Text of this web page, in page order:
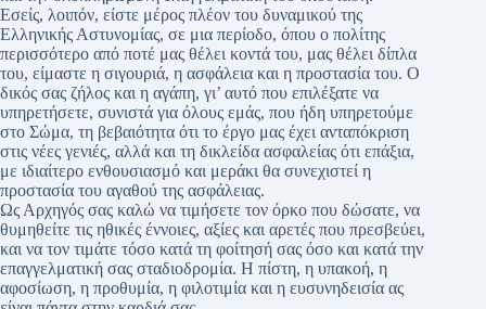
Εσείς, λοιπόν, είστε μέρος πλέον του δυναμικού της
Ελληνικής Αστυνομίας, σε μια περίοδο, όπου ο πολίτης
περισσότερο από ποτέ μας θέλει κοντά του, μας θέλει δίπλα
του, είμαστε η σιγουριά, η ασφάλεια και η προστασία του. Ο
δικός σας ζήλος και η αγάπη, γι’ αυτό που επιλέξατε να
υπηρετήσετε, συνιστά για όλους εμάς, που ήδη υπηρετούμε
στο Σώμα, τη βεβαιότητα ότι το έργο μας έχει ανταπόκριση
στις νέες γενιές, αλλά και τη δικλείδα ασφαλείας ότι επάξια,
με ιδιαίτερο ενθουσιασμό και μεράκι θα συνεχιστεί η
προστασία του αγαθού της ασφάλειας.
Ως Αρχηγός σας καλώ να τιμήσετε τον όρκο που δώσατε, να
θυμηθείτε τις ηθικές έννοιες, αξίες και αρετές που πρεσβεύει,
και να τον τιμάτε τόσο κατά τη φοίτησή σας όσο και κατά την
επαγγελματική σας σταδιοδρομία. Η πίστη, η υπακοή, η
αφοσίωση, η προθυμία, η φιλοτιμία και η ευσυνηδεισία ας